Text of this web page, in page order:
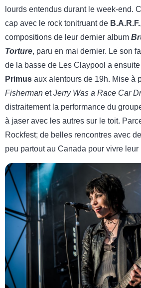
lourds entendus durant le week-end.
cap avec le rock tonitruant de B.A.R.F.
compositions de leur dernier album
Torture, paru en mai dernier. Le son
de la basse de Les Claypool a
Primus aux alentours de 19h. Mise à
Fisherman etJerry Was a Race Car
distraitement la performance du
à jaser avec les autres sur le toit.
Rockfest; de belles rencontres avec
peu partout au Canada pour vivre